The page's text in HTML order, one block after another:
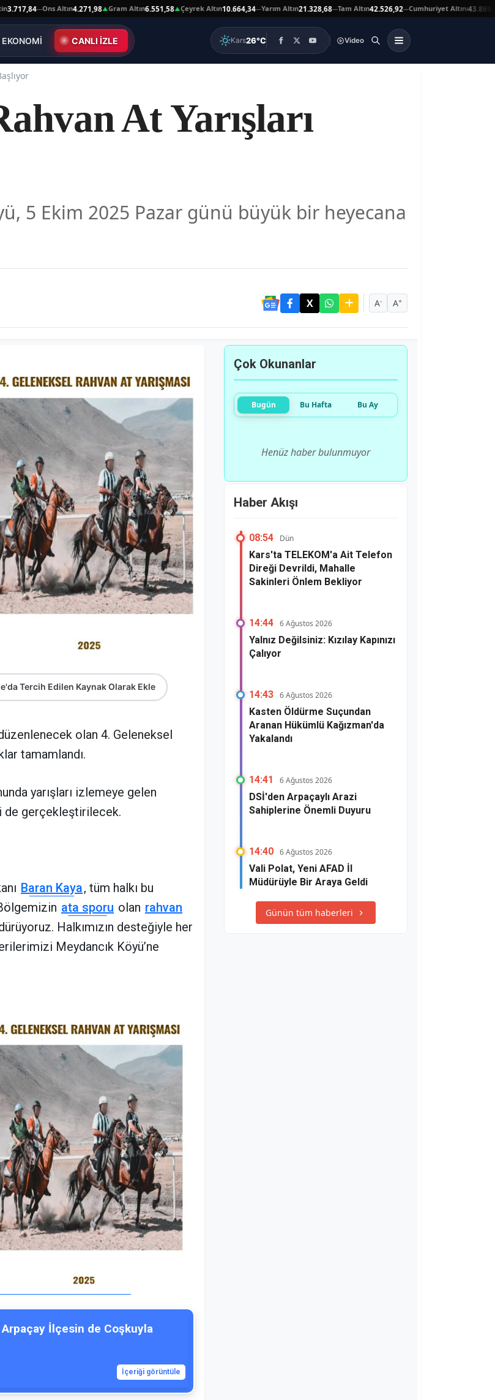
—Ons Altın4.271,98▲Gram Altın6.551,58▲Çeyrek Altın10.664,34—Yarım Altın21.328,68—Tam Altın42.526,92—Cumhuriyet Altını43.869,00▲
EKONOMİ CANLI İZLE Kars26°C Video
At Yarışları
5 Ekim 2025 Pazar günü büyük bir heyecana
A- A+
Tercih Edilen Kaynak Olarak Ekle
olan 4. Geleneksel
tamamlandı.
yarışları izlemeye gelen
de gerçekleştirilecek.
Baran Kaya, tüm halkı bu
ata sporu olan rahvan
Halkımızın desteğiyle her
Meydancık Köyü’ne
İlçesin de Coşkuyla
İçeriği görüntüle
Çok Okunanlar
Bugün Bu Hafta Bu Ay
Henüz haber bulunmuyor
Haber Akışı
08:54 Dün
Kars'ta TELEKOM'a Ait Telefon
Direği Devrildi, Mahalle
Sakinleri Önlem Bekliyor
14:44 6 Ağustos 2026
Yalnız Değilsiniz: Kızılay Kapınızı
Çalıyor
14:43 6 Ağustos 2026
Kasten Öldürme Suçundan
Aranan Hükümlü Kağızman'da
Yakalandı
14:41 6 Ağustos 2026
DSİ'den Arpaçaylı Arazi
Sahiplerine Önemli Duyuru
14:40 6 Ağustos 2026
Vali Polat, Yeni AFAD İl
Müdürüyle Bir Araya Geldi
Günün tüm haberleri